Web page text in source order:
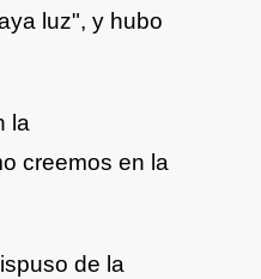
luz", y hubo
la
creemos en la
de la